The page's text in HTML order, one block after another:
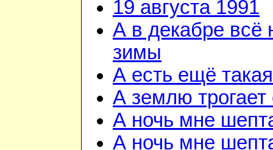
19 августа 1991
А в декабре всё
зимы
А есть ещё
А землю трогает
А ночь мне
А ночь мне